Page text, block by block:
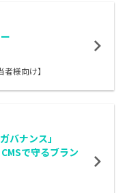
様向け】
バナンス」
で守るブラン